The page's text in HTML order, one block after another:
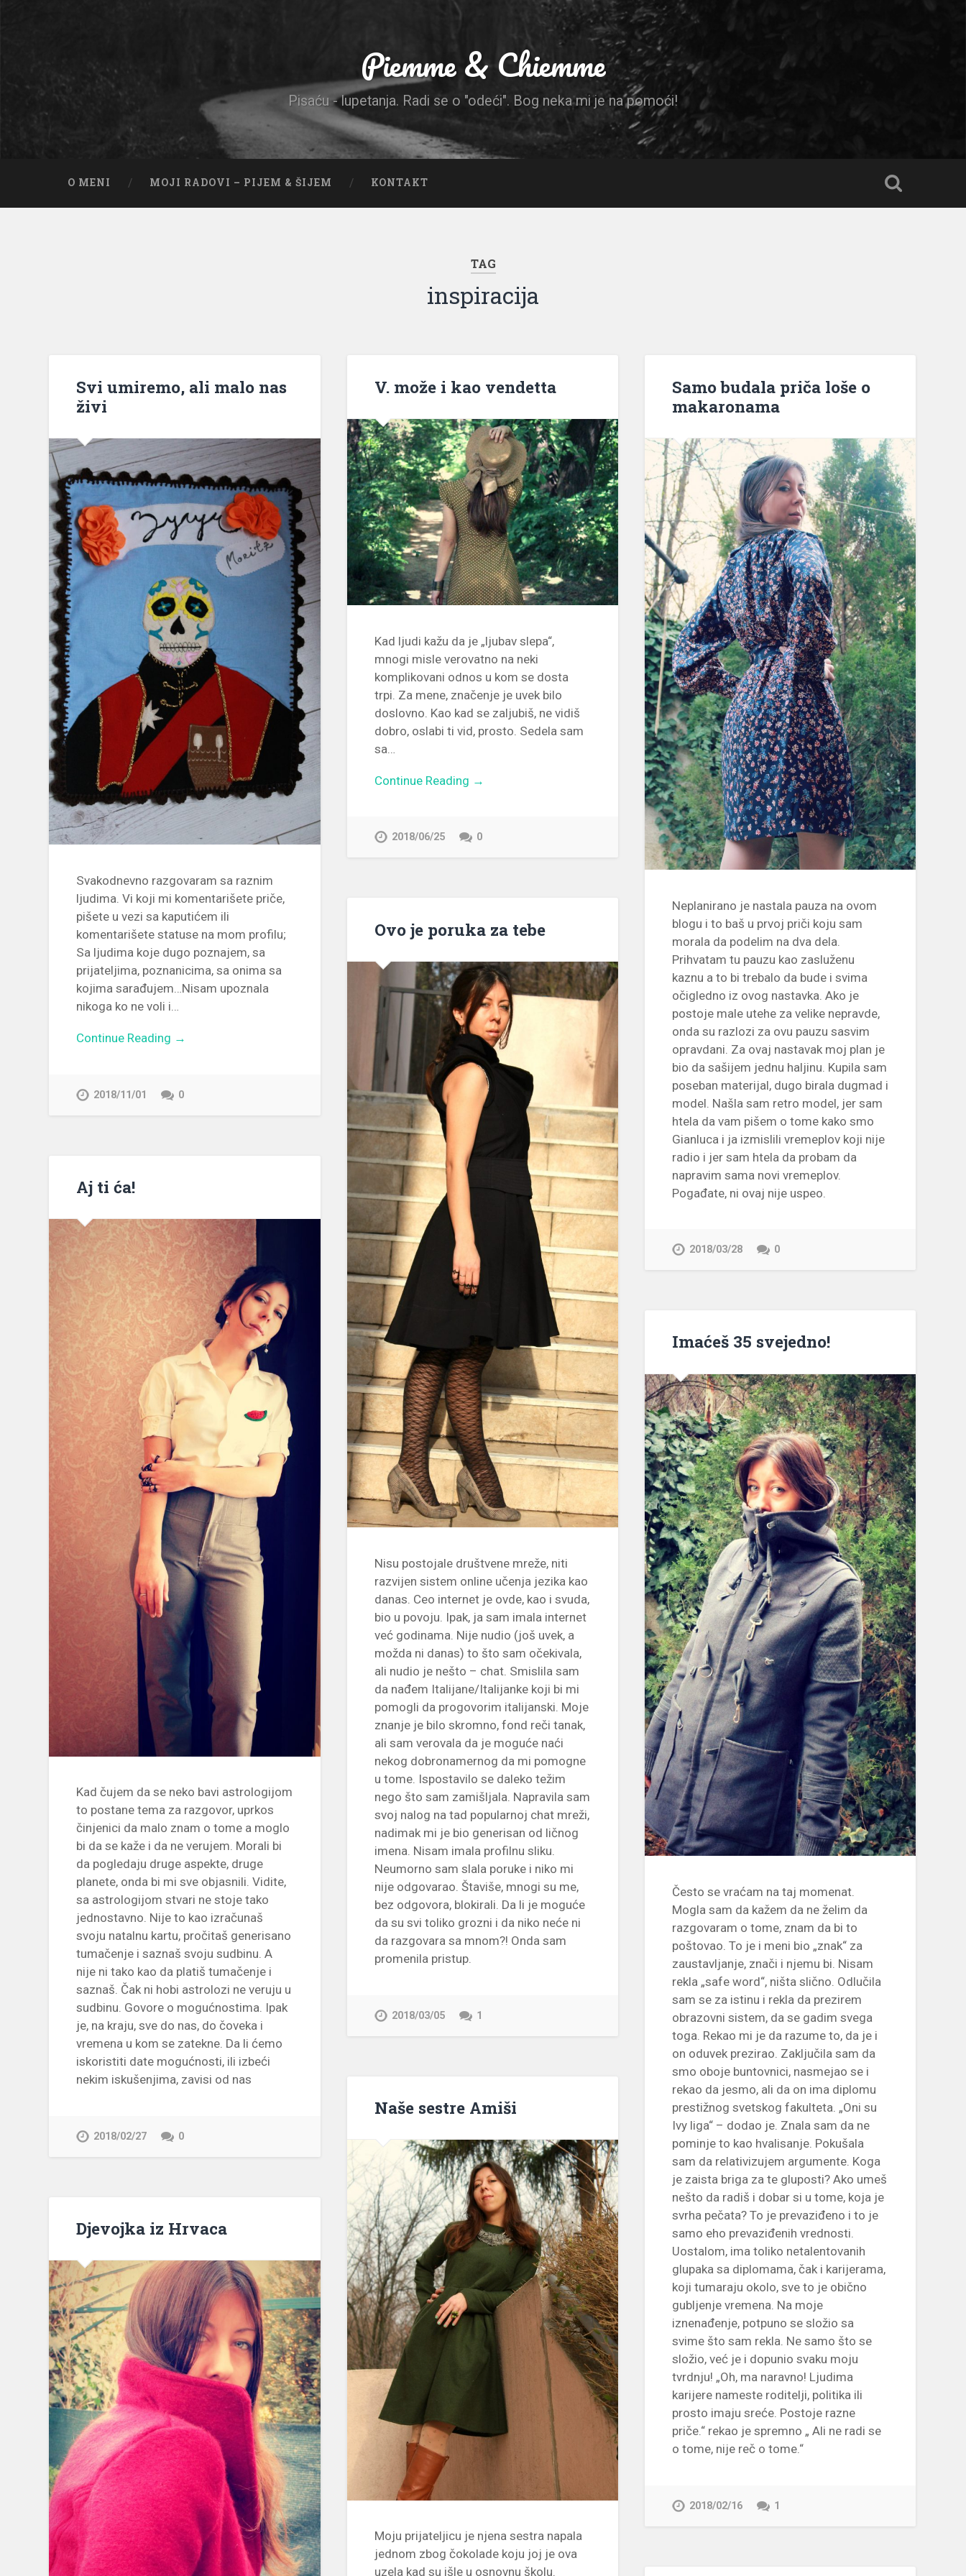
Piemme & Chiemme
Pisaću - lupetanja. Radi se o "odeći". Bog neka mi je na pomoći!
O MENI MOJI RADOVI – PIJEM & ŠIJEM KONTAKT
TAG
inspiracija
Svi umiremo, ali malo nas
živi
Svakodnevno razgovaram sa raznim
ljudima. Vi koji mi komentarišete priče,
pišete u vezi sa kaputićem ili
komentarišete statuse na mom profilu;
Sa ljudima koje dugo poznajem, sa
prijateljima, poznanicima, sa onima sa
kojima sarađujem…Nisam upoznala
nikoga ko ne voli i…
Continue Reading →
2018/11/01 0
V. može i kao vendetta
Kad ljudi kažu da je „ljubav slepa“,
mnogi misle verovatno na neki
komplikovani odnos u kom se dosta
trpi. Za mene, značenje je uvek bilo
doslovno. Kao kad se zaljubiš, ne vidiš
dobro, oslabi ti vid, prosto. Sedela sam
sa…
Continue Reading →
2018/06/25 0
Samo budala priča loše o
makaronama
Neplanirano je nastala pauza na ovom
blogu i to baš u prvoj priči koju sam
morala da podelim na dva dela.
Prihvatam tu pauzu kao zasluženu
kaznu a to bi trebalo da bude i svima
očigledno iz ovog nastavka. Ako je
postoje male utehe za velike nepravde,
onda su razlozi za ovu pauzu sasvim
opravdani. Za ovaj nastavak moj plan je
bio da sašijem jednu haljinu. Kupila sam
poseban materijal, dugo birala dugmad i
model. Našla sam retro model, jer sam
htela da vam pišem o tome kako smo
Gianluca i ja izmislili vremeplov koji nije
radio i jer sam htela da probam da
napravim sama novi vremeplov.
Pogađate, ni ovaj nije uspeo.
2018/03/28 0
Ovo je poruka za tebe
Nisu postojale društvene mreže, niti
razvijen sistem online učenja jezika kao
danas. Ceo internet je ovde, kao i svuda,
bio u povoju. Ipak, ja sam imala internet
već godinama. Nije nudio (još uvek, a
možda ni danas) to što sam očekivala,
ali nudio je nešto – chat. Smislila sam
da nađem Italijane/Italijanke koji bi mi
pomogli da progovorim italijanski. Moje
znanje je bilo skromno, fond reči tanak,
ali sam verovala da je moguće naći
nekog dobronamernog da mi pomogne
u tome. Ispostavilo se daleko težim
nego što sam zamišljala. Napravila sam
svoj nalog na tad popularnoj chat mreži,
nadimak mi je bio generisan od ličnog
imena. Nisam imala profilnu sliku.
Neumorno sam slala poruke i niko mi
nije odgovarao. Štaviše, mnogi su me,
bez odgovora, blokirali. Da li je moguće
da su svi toliko grozni i da niko neće ni
da razgovara sa mnom?! Onda sam
promenila pristup.
2018/03/05 1
Aj ti ća!
Kad čujem da se neko bavi astrologijom
to postane tema za razgovor, uprkos
činjenici da malo znam o tome a moglo
bi da se kaže i da ne verujem. Morali bi
da pogledaju druge aspekte, druge
planete, onda bi mi sve objasnili. Vidite,
sa astrologijom stvari ne stoje tako
jednostavno. Nije to kao izračunaš
svoju natalnu kartu, pročitaš generisano
tumačenje i saznaš svoju sudbinu. A
nije ni tako kao da platiš tumačenje i
saznaš. Čak ni hobi astrolozi ne veruju u
sudbinu. Govore o mogućnostima. Ipak
je, na kraju, sve do nas, do čoveka i
vremena u kom se zatekne. Da li ćemo
iskoristiti date mogućnosti, ili izbeći
nekim iskušenjima, zavisi od nas
2018/02/27 0
Imaćeš 35 svejedno!
Često se vraćam na taj momenat.
Mogla sam da kažem da ne želim da
razgovaram o tome, znam da bi to
poštovao. To je i meni bio „znak“ za
zaustavljanje, znači i njemu bi. Nisam
rekla „safe word“, ništa slično. Odlučila
sam se za istinu i rekla da prezirem
obrazovni sistem, da se gadim svega
toga. Rekao mi je da razume to, da je i
on oduvek prezirao. Zaključila sam da
smo oboje buntovnici, nasmejao se i
rekao da jesmo, ali da on ima diplomu
prestižnog svetskog fakulteta. „Oni su
Ivy liga“ – dodao je. Znala sam da ne
pominje to kao hvalisanje. Pokušala
sam da relativizujem argumente. Koga
je zaista briga za te gluposti? Ako umeš
nešto da radiš i dobar si u tome, koja je
svrha pečata? To je prevaziđeno i to je
samo eho prevaziđenih vrednosti.
Uostalom, ima toliko netalentovanih
glupaka sa diplomama, čak i karijerama,
koji tumaraju okolo, sve to je obično
gubljenje vremena. Na moje
iznenađenje, potpuno se složio sa
svime što sam rekla. Ne samo što se
složio, već je i dopunio svaku moju
tvrdnju! „Oh, ma naravno! Ljudima
karijere nameste roditelji, politika ili
prosto imaju sreće. Postoje razne
priče.“ rekao je spremno „ Ali ne radi se
o tome, nije reč o tome.“
2018/02/16 1
Naše sestre Amiši
Moju prijateljicu je njena sestra napala
jednom zbog čokolade koju joj je ova
uzela kad su išle u osnovnu školu.
Djevojka iz Hrvaca